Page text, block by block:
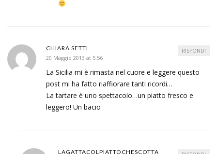
CHIARA SETTI
20 Maggio 2013 at 5:56
La Sicilia mi è rimasta nel cuore e leggere questo
post mi ha fatto riaffiorare tanti ricordi…
La tartare è uno spettacolo…un piatto fresco e
leggero! Un bacio
RISPONDI
LAGATTACOLPIATTOCHESCOTTA